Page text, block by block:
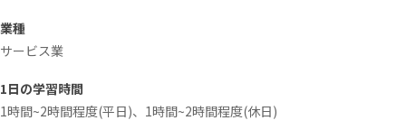
業種
サービス業
1日の学習時間
1時間~2時間程度(平日)、1時間~2時間程度(休日)